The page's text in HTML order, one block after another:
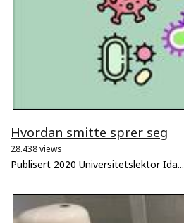
Hvordan smitte sprer seg
28.438 views
Publisert 2020 Universitetslektor Ida...